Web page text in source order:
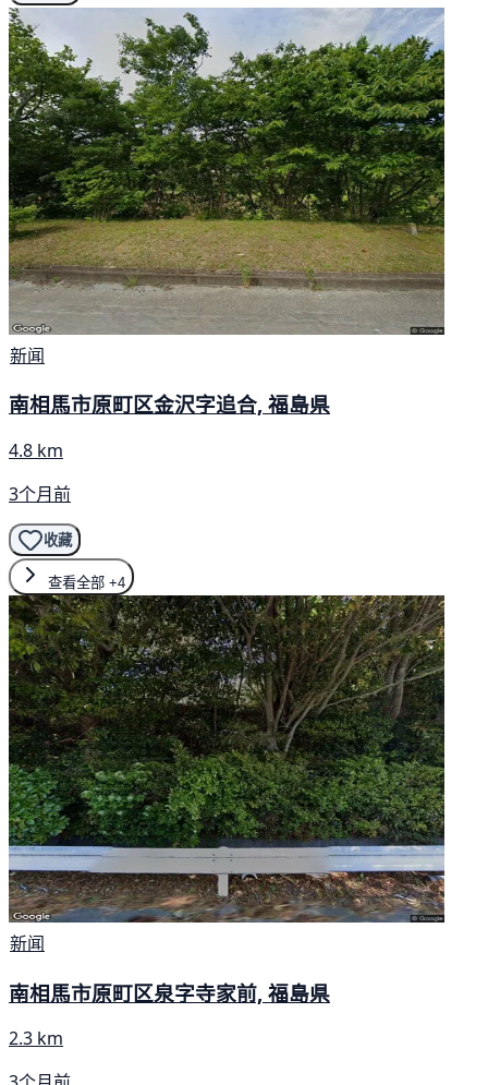
新闻
南相馬市原町区金沢字追合, 福島県
4.8 km
3个月前
收藏
查看全部 +4
新闻
南相馬市原町区泉字寺家前, 福島県
2.3 km